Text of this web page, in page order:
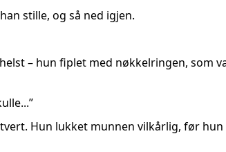
stille, og så ned igjen.
– hun fiplet med nøkkelringen, som
Hun lukket munnen vilkårlig, før